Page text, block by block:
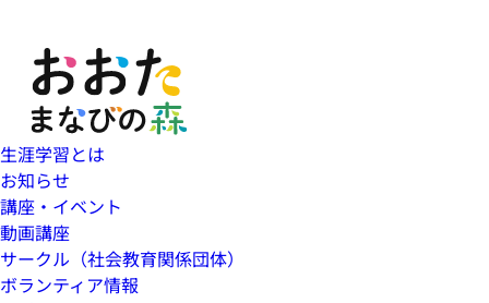
生涯学習とは
お知らせ
講座・イベント
動画講座
サークル（社会教育関係団体）
ボランティア情報